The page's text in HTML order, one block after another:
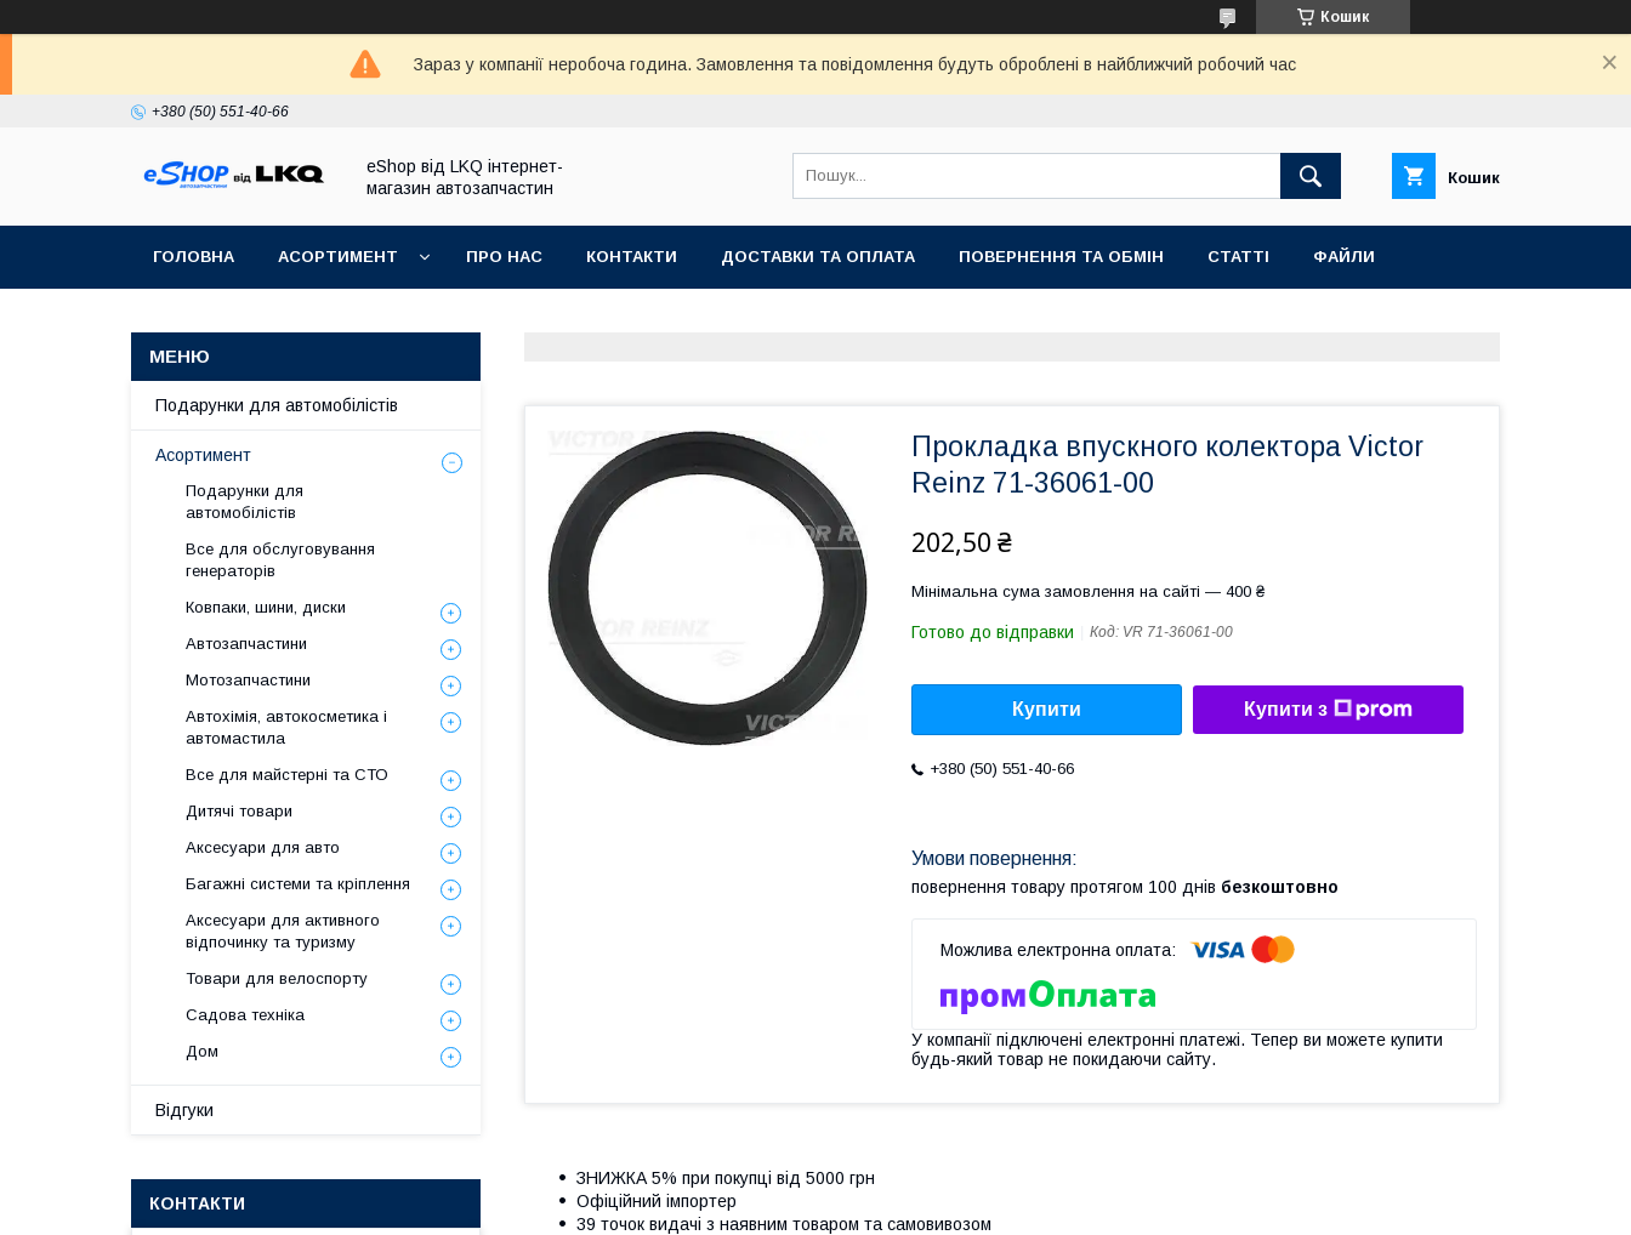
Кошик
Зараз у компанії неробоча година. Замовлення та повідомлення будуть оброблені в найближчий робочий час
+380 (50) 551-40-66
eShop від LKQ інтернет-
магазин автозапчастин
Кошик
ГОЛОВНА АСОРТИМЕНТ ПРО НАС КОНТАКТИ ДОСТАВКИ ТА ОПЛАТА ПОВЕРНЕННЯ ТА ОБМІН СТАТТІ ФАЙЛИ
Прокладка впускного колектора Victor
Reinz 71-36061-00
202,50 ₴
Мінімальна сума замовлення на сайті — 400 ₴
Готово до відправки Код: VR 71-36061-00
Купити Купити з
+380 (50) 551-40-66
повернення товару протягом 100 днів безкоштовно
У компанії підключені електронні платежі. Тепер ви можете купити
будь-який товар не покидаючи сайту.
ЗНИЖКА 5% при покупці від 5000 грн
Офіційний імпортер
39 точок видачі з наявним товаром та самовивозом
Подарунки для автомобілістів
Асортимент
Подарунки для
автомобілістів
Все для обслуговування
генераторів
Ковпаки, шини, диски
Автозапчастини
Мотозапчастини
Автохімія, автокосметика і
автомастила
Все для майстерні та СТО
Дитячі товари
Аксесуари для авто
Багажні системи та кріплення
Аксесуари для активного
відпочинку та туризму
Товари для велоспорту
Садова техніка
Дом
Відгуки
КОНТАКТИ